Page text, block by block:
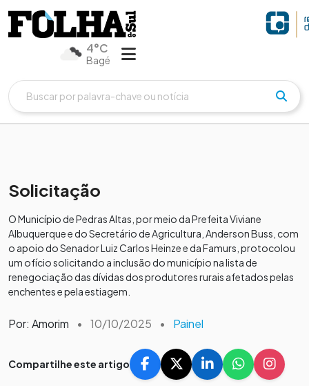
4°C
Bagé
Solicitação
O Município de Pedras Altas, por meio da Prefeita Viviane
Albuquerque e do Secretário de Agricultura, Anderson Buss, com
o apoio do Senador Luiz Carlos Heinze e da Famurs, protocolou
um ofício solicitando a inclusão do município na lista de
renegociação das dívidas dos produtores rurais afetados pelas
enchentes e pela estiagem.
Por: Amorim • 10/10/2025 • Painel
Compartilhe este artigo